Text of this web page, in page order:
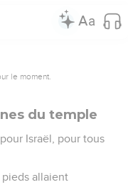
le moment.
du temple
Israël, pour tous
pieds allaient